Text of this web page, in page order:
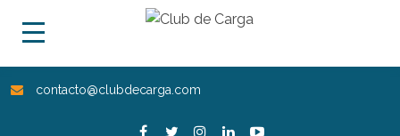
contacto@clubdecarga.com